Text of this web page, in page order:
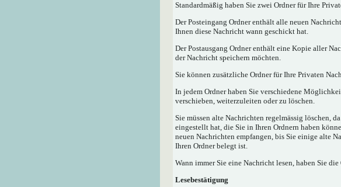
Standardmäßig haben Sie zwei Ordner für Ihre
Der Posteingang Ordner enthält alle neuen
Ihnen diese Nachricht wann geschickt hat.
Der Postausgang Ordner enthält eine Kopie aller
der Nachricht speichern möchten.
Sie können zusätzliche Ordner für Ihre Privaten
In jedem Ordner haben Sie verschiedene
verschieben, weiterzuleiten oder zu löschen.
Sie müssen alte Nachrichten regelmässig löschen,
eingestellt hat, die Sie in Ihren Ordnern haben
neuen Nachrichten empfangen, bis Sie einige alte
Ihren Ordner belegt ist.
Wann immer Sie eine Nachricht lesen, haben Sie
Lesebestätigung